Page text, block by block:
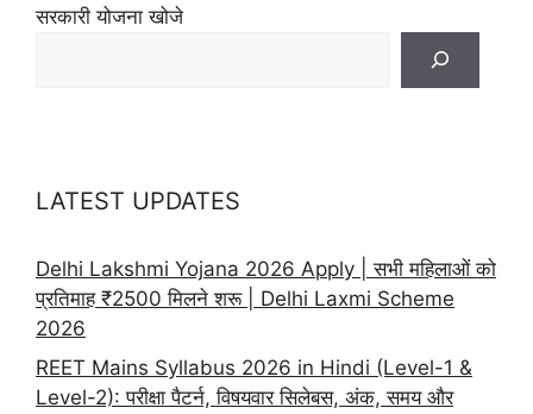
सरकारी योजना खोजे
LATEST UPDATES
Delhi Lakshmi Yojana 2026 Apply | सभी महिलाओं को
प्रतिमाह ₹2500 मिलने शरू | Delhi Laxmi Scheme
2026
REET Mains Syllabus 2026 in Hindi (Level-1 &
Level-2): परीक्षा पैटर्न, विषयवार सिलेबस, अंक, समय और